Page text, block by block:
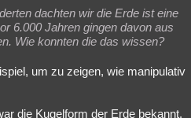
dachten wir die Erde ist eine
6.000 Jahren gingen davon aus
Wie konnten die das wissen?
um zu zeigen, wie manipulativ
die Kugelform der Erde bekannt.